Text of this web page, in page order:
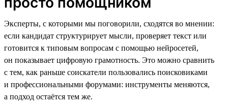
Эксперты, с которыми мы поговорили, сходятся во мнении:
если кандидат структурирует мысли, проверяет текст или
готовится к типовым вопросам с помощью нейросетей,
он показывает цифровую грамотность. Это можно сравнить
с тем, как раньше соискатели пользовались поисковиками
и профессиональными форумами: инструменты меняются,
а подход остаётся тем же.